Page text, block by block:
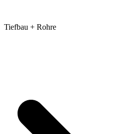
Tiefbau + Rohre